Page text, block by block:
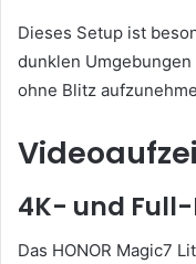
Dieses Setup ist
dunklen
ohne Blitz
4K- und
Das HONOR Magic7